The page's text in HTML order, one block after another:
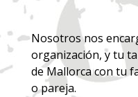
Nosotros nos
organización, y tu
de Mallorca con tu
o pareja.